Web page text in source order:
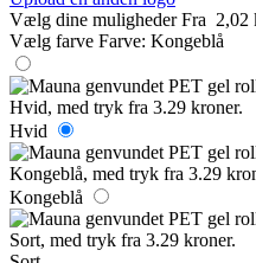
Vælg dine muligheder Fra 2,02
Vælg farve Farve: Kongeblå
Hvid
Kongeblå